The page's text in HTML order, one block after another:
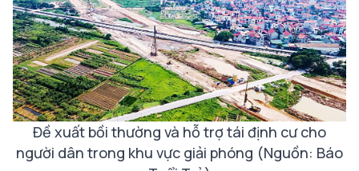
Đề xuất bồi thường và hỗ trợ tái định cư cho
người dân trong khu vực giải phóng (Nguồn: Báo